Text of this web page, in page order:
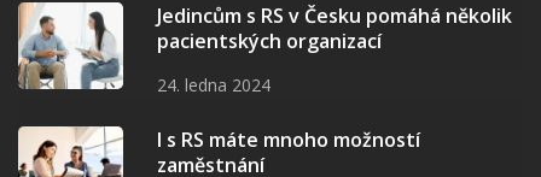
Jedincům s RS v Česku pomáhá několik
pacientských organizací
24. ledna 2024
I s RS máte mnoho možností
zaměstnání